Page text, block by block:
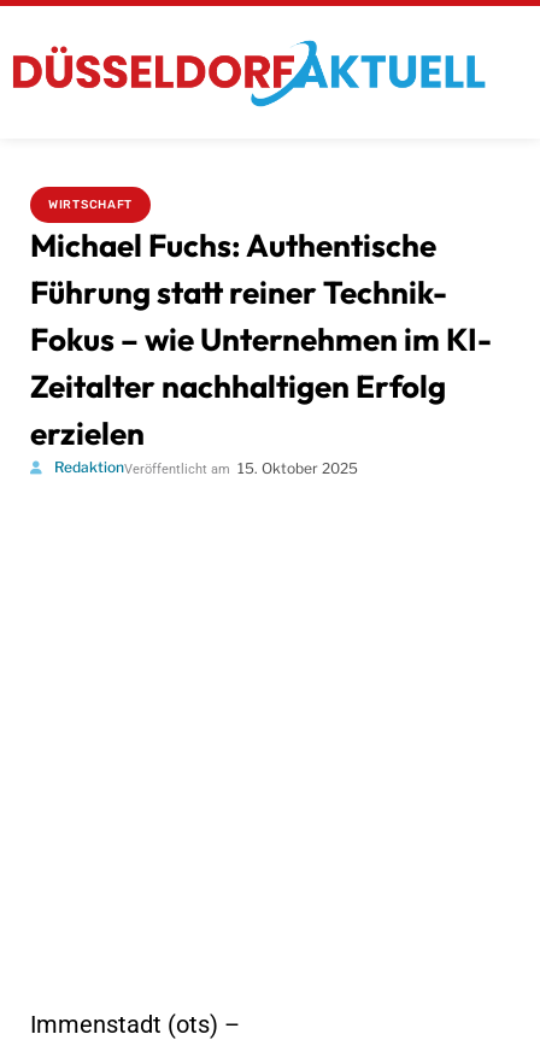
WIRTSCHAFT
Michael Fuchs: Authentische
Führung statt reiner Technik-
Fokus – wie Unternehmen im KI-
Zeitalter nachhaltigen Erfolg
erzielen
RedaktionVeröffentlicht am 15. Oktober 2025
Immenstadt (ots) –